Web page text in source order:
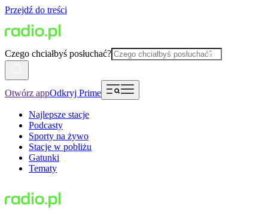
Przejdź do treści
Czego chciałbyś posłuchać?
Otwórz appOdkryj Prime
Najlepsze stacje
Podcasty
Sporty na żywo
Stacje w pobliżu
Gatunki
Tematy